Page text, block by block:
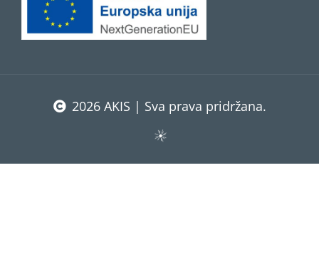
2026 AKIS | Sva prava pridržana.